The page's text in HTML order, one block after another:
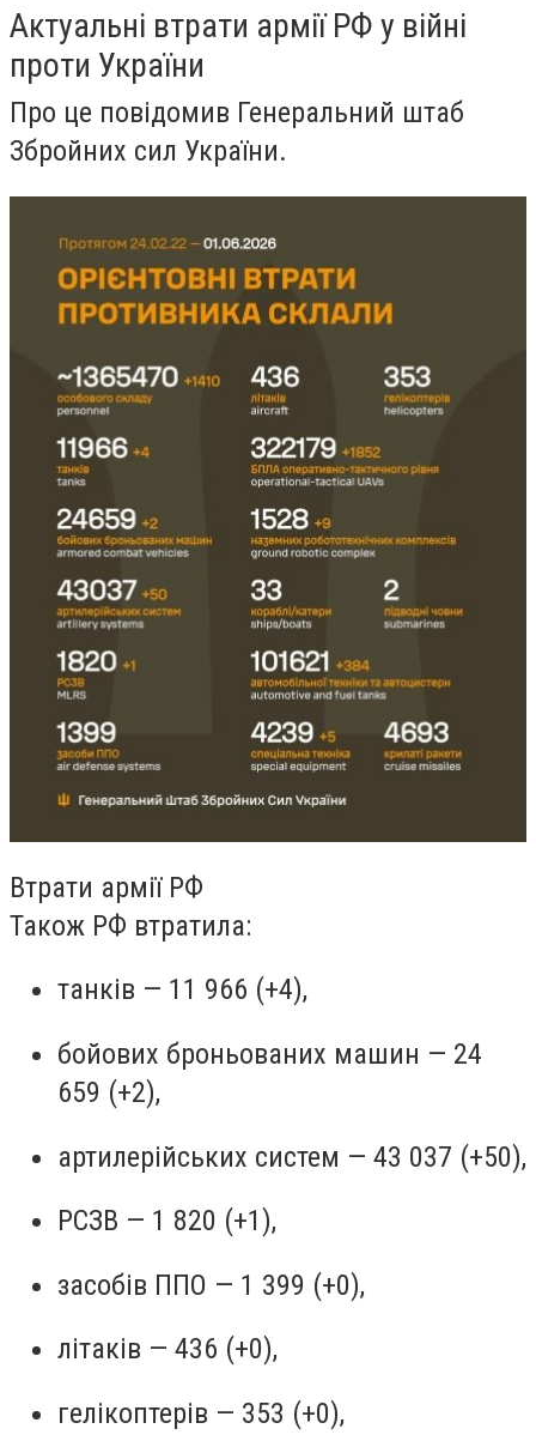
Актуальні втрати армії РФ у війні
проти України
Про це повідомив Генеральний штаб
Збройних сил України.
Втрати армії РФ
Також РФ втратила:
танків — 11 966 (+4),
бойових броньованих машин — 24
659 (+2),
артилерійських систем — 43 037 (+50),
РСЗВ — 1 820 (+1),
засобів ППО — 1 399 (+0),
літаків — 436 (+0),
гелікоптерів — 353 (+0),